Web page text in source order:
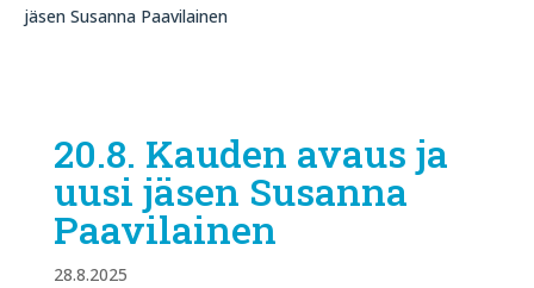
jäsen Susanna Paavilainen
20.8. Kauden avaus ja
uusi jäsen Susanna
Paavilainen
28.8.2025